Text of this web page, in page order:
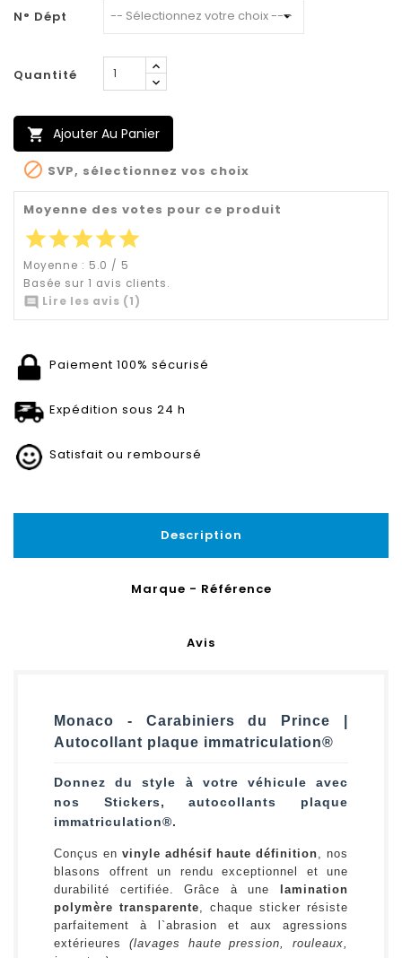
N° Dépt
Quantité
 Ajouter Au Panier
 SVP, sélectionnez vos choix
Moyenne des votes pour ce produit
starstarstarstarstar
Moyenne : 5.0 / 5
Basée sur 1 avis clients.
 Lire les avis (1)
Paiement 100% sécurisé
Expédition sous 24 h
Satisfait ou remboursé
Description
Marque - Référence
Avis
Monaco - Carabiniers du Prince |
Autocollant plaque immatriculation®
Donnez du style à votre véhicule avec
nos Stickers, autocollants plaque
immatriculation®.
Conçus en vinyle adhésif haute définition, nos
blasons offrent un rendu exceptionnel et une
durabilité certifiée. Grâce à une
lamination
polymère transparente, chaque sticker résiste
parfaitement à l`abrasion et aux agressions
extérieures (lavages haute pression, rouleaux,